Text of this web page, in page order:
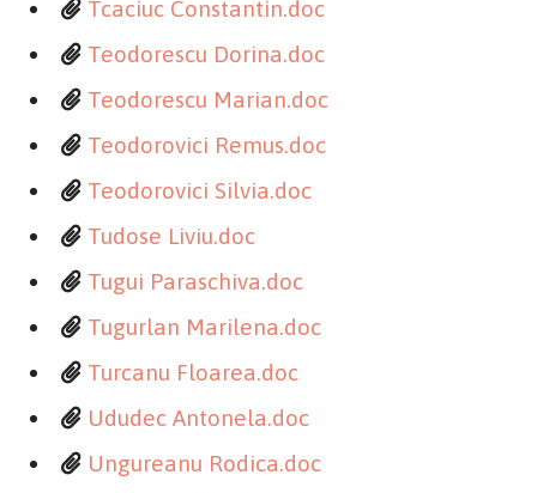
Tcaciuc Constantin.doc
Teodorescu Dorina.doc
Teodorescu Marian.doc
Teodorovici Remus.doc
Teodorovici Silvia.doc
Tudose Liviu.doc
Tugui Paraschiva.doc
Tugurlan Marilena.doc
Turcanu Floarea.doc
Ududec Antonela.doc
Ungureanu Rodica.doc